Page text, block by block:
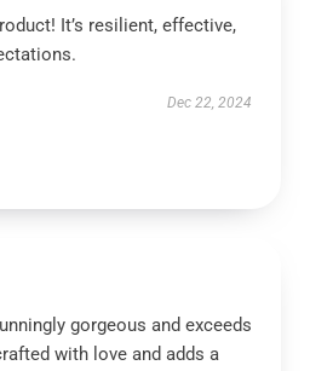
It’s resilient, effective,
Dec 22, 2024
gorgeous and exceeds
with love and adds a